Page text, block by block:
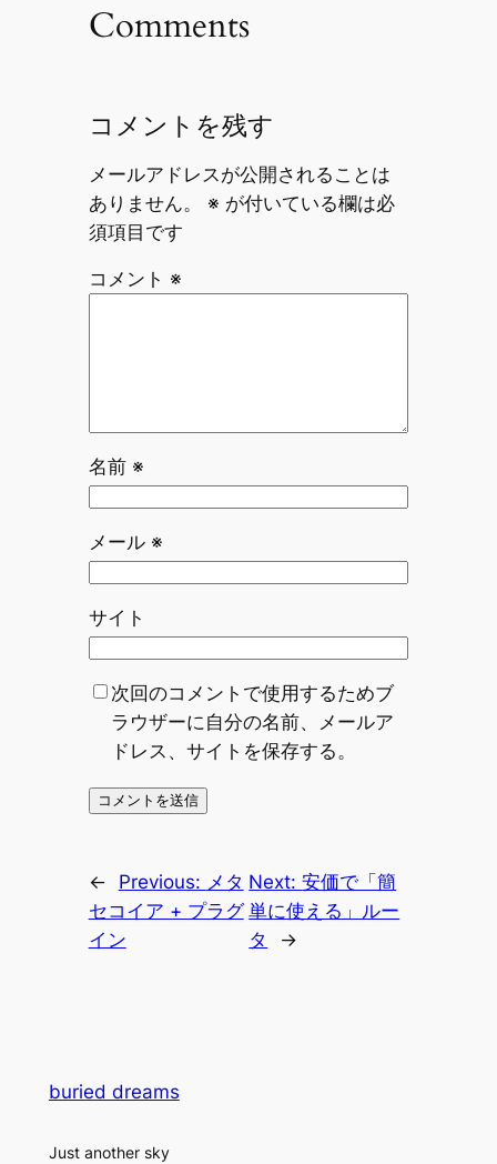
Comments
コメントを残す
メールアドレスが公開されることは
ありません。
※ が付いている欄は必
須項目です
コメント ※
名前 ※
メール ※
サイト
次回のコメントで使用するためブ
ラウザーに自分の名前、メールア
ドレス、サイトを保存する。
← Previous: メタ
セコイア + プラグ
イン
Next:安価で「簡
単に使える」ルー
タ
→
buried dreams
Just another sky